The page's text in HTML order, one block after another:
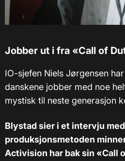
Jobber ut i fra «Call of
IO-sjefen Niels Jørgensen
danskene jobber med noe
mystisk til neste generasjon
Blystad sier i et intervju med
produksjonsmetoden
Activision har bak sin «Call